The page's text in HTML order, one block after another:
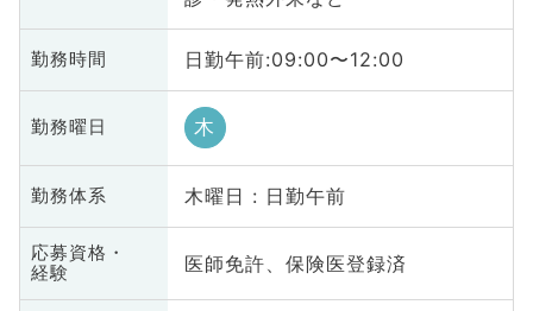
勤務時間 日勤午前:09:00〜12:00
勤務曜日 木
勤務体系 木曜日 : 日勤午前
応募資格・
経験
医師免許、保険医登録済